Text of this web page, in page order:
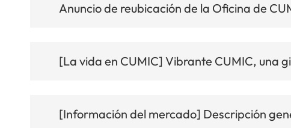
Anuncio de reubicación de la Oficina de
[La vida en CUMIC] Vibrante CUMIC, una
[Información del mercado] Descripción